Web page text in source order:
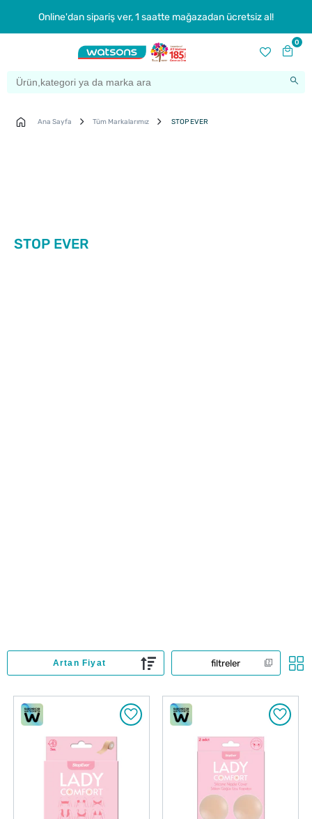
Online'dan sipariş ver, 1 saatte mağazadan ücretsiz al!
0
Ana Sayfa Tüm Markalarımız STOP EVER
STOP EVER
filtreler